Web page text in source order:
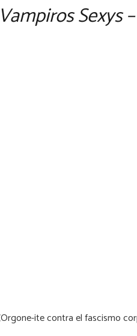
Vampiros Sexys
ite contra el fascismo